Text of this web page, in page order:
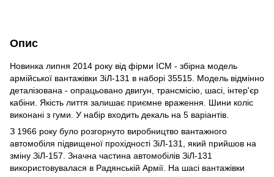
Опис
Новинка липня 2014 року від фірми ICM - збірна модель
армійської вантажівки ЗіЛ-131 в наборі 35515. Модель відмінно
деталізована - опрацьовано двигун, трансмісію, шасі, інтер'єр
кабіни. Якість лиття залишає приємне враження. Шини коліс
виконані з гуми. У набір входить декаль на 5 варіантів.
З 1966 року було розгорнуто виробництво вантажного
автомобіля підвищеної прохідності ЗіЛ-131, який прийшов на
зміну ЗіЛ-157. Значна частина автомобілів ЗіЛ-131
використовувалася в Радянській Армії. На шасі вантажівки